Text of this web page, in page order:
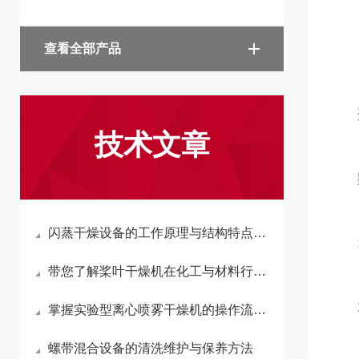
查看全部产品
技术文章
闪蒸干燥设备的工作原理与结构特点解析
带您了解桨叶干燥机在化工与材料行业的作用是什么
掌握实验型离心喷雾干燥机的操作流程，提升实验效率
螺带混合设备的清洗维护与保养方法
1
2